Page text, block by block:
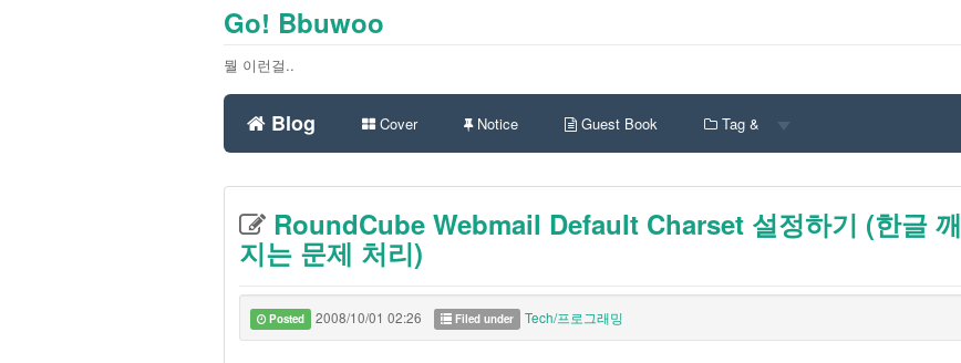
Go! Bbuwoo
뭘 이런걸..
Blog Cover Notice Guest Book Tag &
RoundCube Webmail Default Charset 설정하기 (한글 깨
지는 문제 처리)
Posted 2008/10/01 02:26 Filed under Tech/프로그래밍